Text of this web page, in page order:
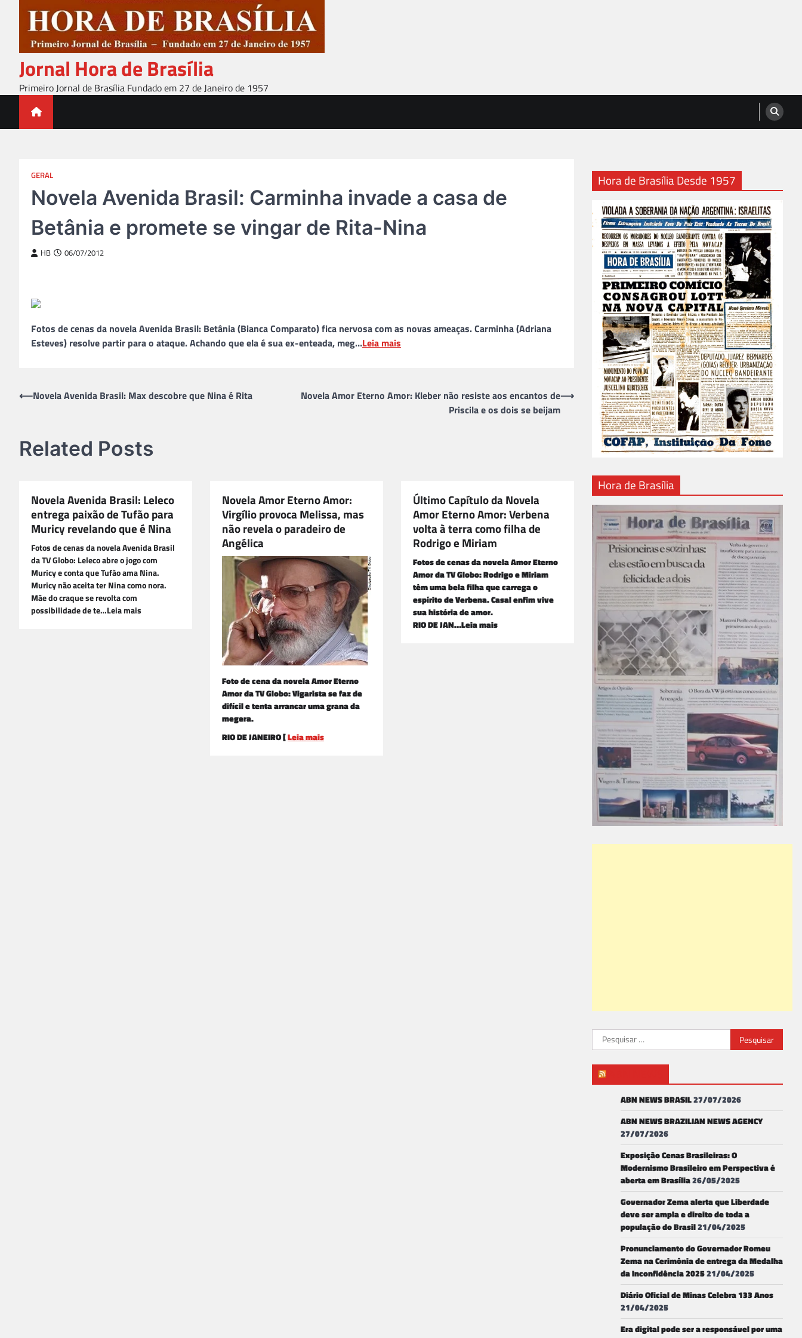
content
Jornal Hora de Brasília
Primeiro Jornal de Brasília Fundado em 27 de Janeiro de 1957
GERAL
Novela Avenida Brasil: Carminha invade a casa de
Betânia e promete se vingar de Rita-Nina
HB 06/07/2012
Fotos de cenas da novela Avenida Brasil: Betânia (Bianca Comparato) fica nervosa com as novas ameaças. Carminha (Adriana
Esteves) resolve partir para o ataque. Achando que ela é sua ex-enteada, meg…Leia mais
Navegação
⟵Novela Avenida Brasil: Max descobre que Nina é Rita
Novela Amor Eterno Amor: Kleber não resiste aos encantos de
Priscila e os dois se beijam
⟶
Related Posts
Novela Avenida Brasil: Leleco
entrega paixão de Tufão para
Muricy revelando que é Nina
Fotos de cenas da novela Avenida Brasil
da TV Globo: Leleco abre o jogo com
Muricy e conta que Tufão ama Nina.
Muricy não aceita ter Nina como nora.
Mãe do craque se revolta com
possibilidade de te…Leia mais
Novela Amor Eterno Amor:
Virgílio provoca Melissa, mas
não revela o paradeiro de
Angélica
Foto de cena da novela Amor Eterno
Amor da TV Globo: Vigarista se faz de
difícil e tenta arrancar uma grana da
megera.
RIO DE JANEIRO [Leia mais
Último Capítulo da Novela
Amor Eterno Amor: Verbena
volta à terra como filha de
Rodrigo e Miriam
Fotos de cenas da novela Amor Eterno
Amor da TV Globo: Rodrigo e Miriam
têm uma bela filha que carrega o
espírito de Verbena. Casal enfim vive
sua história de amor.
RIO DE JAN…Leia mais
Hora de Brasília Desde 1957
Hora de Brasília
Pesquisar
por:
ABN NEWS BRASIL27/07/2026
ABN NEWS BRAZILIAN NEWS AGENCY
27/07/2026
Exposição Cenas Brasileiras: O
Modernismo Brasileiro em Perspectiva é
aberta em Brasília26/05/2025
Governador Zema alerta que Liberdade
deve ser ampla e direito de toda a
população do Brasil21/04/2025
Pronunciamento do Governador Romeu
Zema na Cerimônia de entrega da Medalha
da Inconfidência 202521/04/2025
Diário Oficial de Minas Celebra 133 Anos
21/04/2025
Era digital pode ser a responsável por uma